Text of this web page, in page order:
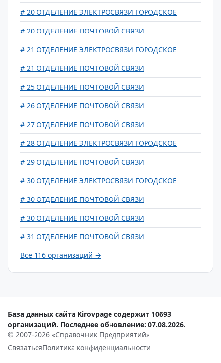
# 20 ОТДЕЛЕНИЕ ЭЛЕКТРОСВЯЗИ ГОРОДСКОЕ
# 20 ОТДЕЛЕНИЕ ПОЧТОВОЙ СВЯЗИ
# 21 ОТДЕЛЕНИЕ ЭЛЕКТРОСВЯЗИ ГОРОДСКОЕ
# 21 ОТДЕЛЕНИЕ ПОЧТОВОЙ СВЯЗИ
# 25 ОТДЕЛЕНИЕ ПОЧТОВОЙ СВЯЗИ
# 26 ОТДЕЛЕНИЕ ПОЧТОВОЙ СВЯЗИ
# 27 ОТДЕЛЕНИЕ ПОЧТОВОЙ СВЯЗИ
# 28 ОТДЕЛЕНИЕ ЭЛЕКТРОСВЯЗИ ГОРОДСКОЕ
# 29 ОТДЕЛЕНИЕ ПОЧТОВОЙ СВЯЗИ
# 30 ОТДЕЛЕНИЕ ЭЛЕКТРОСВЯЗИ ГОРОДСКОЕ
# 30 ОТДЕЛЕНИЕ ПОЧТОВОЙ СВЯЗИ
# 30 ОТДЕЛЕНИЕ ПОЧТОВОЙ СВЯЗИ
# 31 ОТДЕЛЕНИЕ ПОЧТОВОЙ СВЯЗИ
Все 116 организаций →
База данных сайта Kirovpage содержит 10693
организаций. Последнее обновление: 07.08.2026.
© 2007-2026 «Справочник Предприятий»
СвязатьсяПолитика конфиденциальности